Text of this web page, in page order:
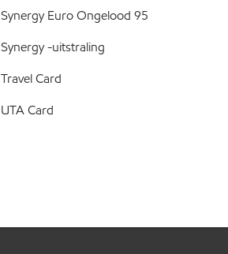
Synergy Euro Ongelood 95
Synergy -uitstraling
Travel Card
UTA Card